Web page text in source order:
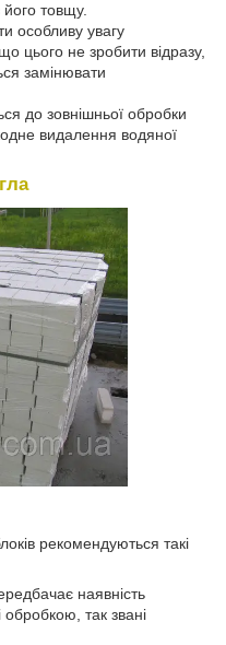
його товщу.
особливу увагу
цього не зробити відразу,
замінювати
до зовнішньої обробки
видалення водяної
рекомендуються такі
наявність
обробкою, так звані